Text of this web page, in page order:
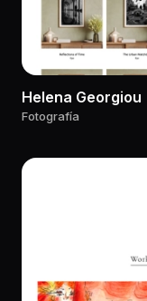
Helena Georgiou
Fotografía